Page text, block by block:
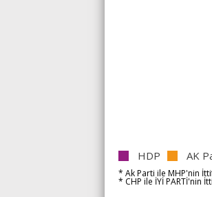
HDP AK
* Ak Parti ile MHP'nin
* CHP ile İYİ PARTİ'nin